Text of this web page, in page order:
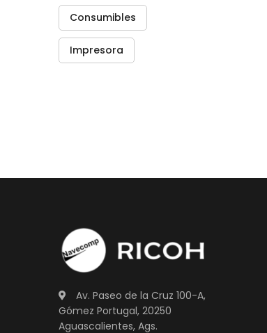
Consumibles
Impresora
Av. Paseo de la Cruz 100-A,
Gómez Portugal, 20250
Aguascalientes, Ags.